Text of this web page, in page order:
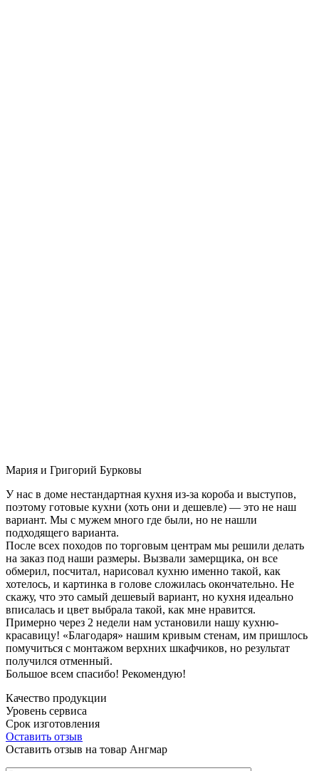
Мария и Григорий Бурковы
У нас в доме нестандартная кухня из-за короба и выступов,
поэтому готовые кухни (хоть они и дешевле) — это не наш
вариант. Мы с мужем много где были, но не нашли
подходящего варианта.
После всех походов по торговым центрам мы решили делать
на заказ под наши размеры. Вызвали замерщика, он все
обмерил, посчитал, нарисовал кухню именно такой, как
хотелось, и картинка в голове сложилась окончательно. Не
скажу, что это самый дешевый вариант, но кухня идеально
вписалась и цвет выбрала такой, как мне нравится.
Примерно через 2 недели нам установили нашу кухню-
красавицу! «Благодаря» нашим кривым стенам, им пришлось
помучиться с монтажом верхних шкафчиков, но результат
получился отменный.
Большое всем спасибо! Рекомендую!
Качество продукции
Уровень сервиса
Срок изготовления
Оставить отзыв
Оставить отзыв на товар Ангмар